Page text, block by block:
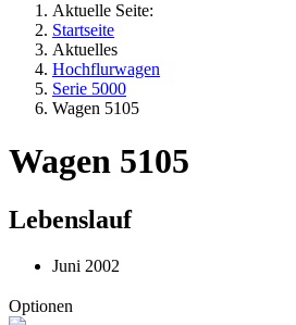
Aktuelle Seite:
Startseite
Aktuelles
Hochflurwagen
Serie 5000
Wagen 5105
Wagen 5105
Lebenslauf
Juni 2002
Optionen